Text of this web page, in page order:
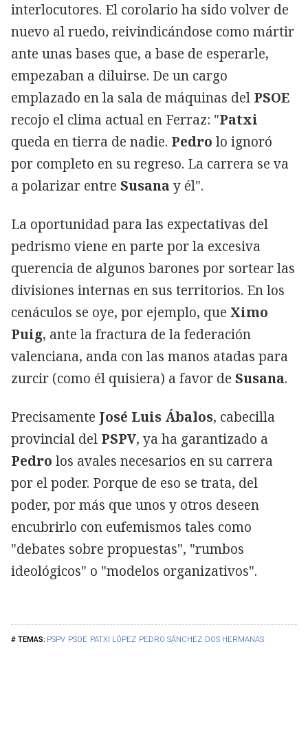
PSPV PSOE PATXI LÓPEZ PEDRO SÁNCHEZ DOS HERMANAS
interlocutores. El corolario ha sido volver de
nuevo al ruedo, reivindicándose como mártir
ante unas bases que, a base de esperarle,
empezaban a diluirse. De un cargo
emplazado en la sala de máquinas del PSOE
recojo el clima actual en Ferraz: "Patxi
queda en tierra de nadie. Pedro lo ignoró
por completo en su regreso. La carrera se va
a polarizar entre Susana y él".
La oportunidad para las expectativas del
pedrismo viene en parte por la excesiva
querencia de algunos barones por sortear las
divisiones internas en sus territorios. En los
cenáculos se oye, por ejemplo, que Ximo
Puig, ante la fractura de la federación
valenciana, anda con las manos atadas para
zurcir (como él quisiera) a favor de Susana.
Precisamente José Luis Ábalos, cabecilla
provincial del PSPV, ya ha garantizado a
Pedro los avales necesarios en su carrera
por el poder. Porque de eso se trata, del
poder, por más que unos y otros deseen
encubrirlo con eufemismos tales como
"debates sobre propuestas", "rumbos
ideológicos" o "modelos organizativos".